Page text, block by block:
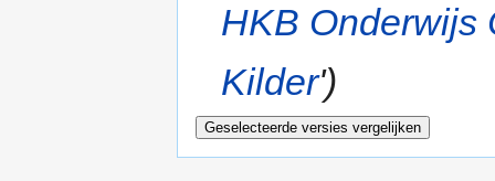
HKB Onderwijs
Kilder')